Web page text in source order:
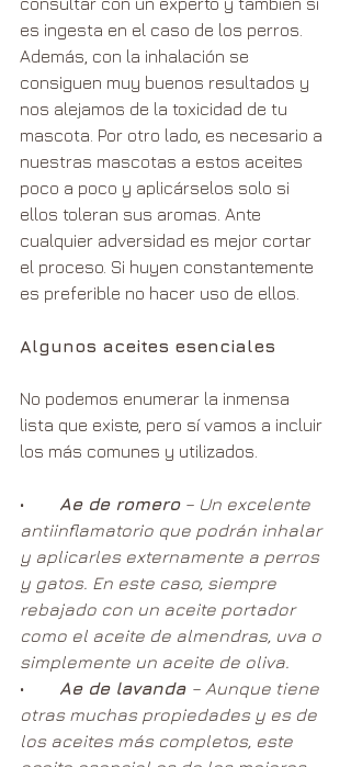
es ingesta en el caso de los perros.
Además, con la inhalación se
consiguen muy buenos resultados y
nos alejamos de la toxicidad de tu
mascota. Por otro lado, es necesario a
nuestras mascotas a estos aceites
poco a poco y aplicárselos solo si
ellos toleran sus aromas. Ante
cualquier adversidad es mejor cortar
el proceso. Si huyen constantemente
es preferible no hacer uso de ellos.
Algunos aceites esenciales
No podemos enumerar la inmensa
lista que existe, pero sí vamos a incluir
los más comunes y utilizados.
• Ae de romero – Un excelente
antiinflamatorio que podrán inhalar
y aplicarles externamente a perros
y gatos. En este caso, siempre
rebajado con un aceite portador
como el aceite de almendras, uva o
simplemente un aceite de oliva.
• Ae de lavanda – Aunque tiene
otras muchas propiedades y es de
los aceites más completos, este